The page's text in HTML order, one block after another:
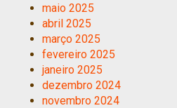
maio 2025
abril 2025
março 2025
fevereiro 2025
janeiro 2025
dezembro 2024
novembro 2024